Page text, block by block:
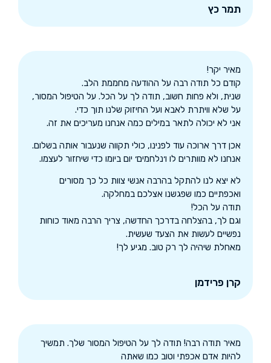
תמר כץ
מאיר יקר!
קודם כל תודה רבה על ההודעה מחממת הלב.
שנית, ולא פחות חשוב, תודה לך על הכל. על הטיפול המסור,
על שלא וויתרת לאבא ועל החיזוק שלנו תוך כדי.
אני לא יכולה לתאר במילים כמה אנחנו מעריכים את זה.
אכן דרך ארוכה עוד לפנינו, כולי תקווה שנעבור אותה בשלום.
אנחנו לא מוותרים לו ו׳נלחמים׳ יום ביומו כדי שיחזור לעצמו.
לא יצא לנו להתקל בהרבה אנשי צוות כל כך מסורים
ואכפתיים כמו שפגשנו אצלכם במחלקה.
תודה על הכל!
וגם לך, בהצלחה בדרכך החדשה, צריך הרבה מאוד כוחות
נפשיים לעשות את הצעד שעשית.
מאחלת שיהיה לך רק טוב. מגיע לך!
קרן פרידמן
מאיר תודה רבה! תודה לך על הטיפול המסור שלך. תמשיך
להיות אדם אכפתי וטוב כמו שאתה